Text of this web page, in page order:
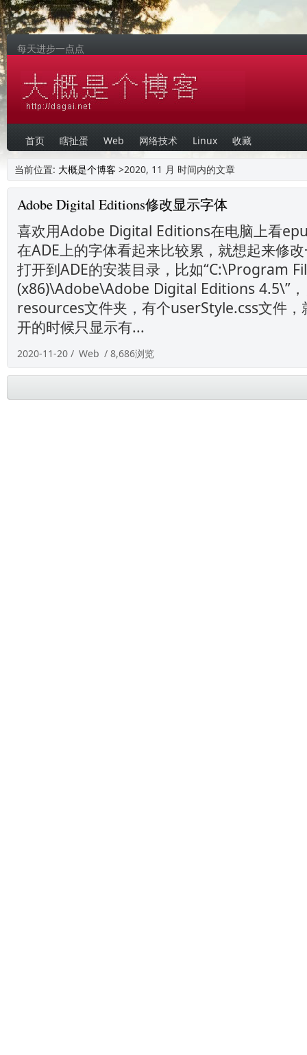
每天进步一点点
首页 瞎扯蛋 Web 网络技术 Linux 收藏
当前位置: 大概是个博客 >2020, 11 月 时间内的文章
Adobe Digital Editions修改显示字体
喜欢用Adobe Digital Editions在电脑上看
在ADE上的字体看起来比较累，就想起来修
打开到ADE的安装目录，比如“C:\Program
(x86)\Adobe\Adobe Digital Editions 4.5\”
resources文件夹，有个userStyle.css文件，
开的时候只显示有...
2020-11-20 / Web / 8,686浏览